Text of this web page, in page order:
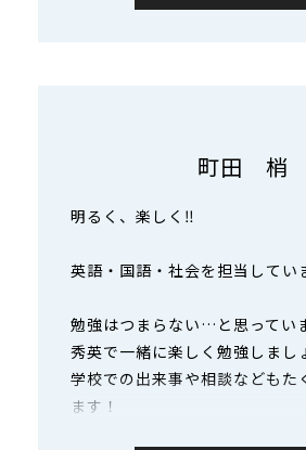
でしょうか。
なら、今の彼らはいなかったか
きっと、私たちが想像する何倍
私は「勉強」を通してみなさん
「できない」が「できる」「で
で何回も何回も練習し、「あき
大きくしていきましょう。
そして、とても大事な時期を一
町田 梢
明るく、楽しく‼
英語・国語・社会を担当してい
勉強はつまらない…と思ってい
秀英で一緒に楽しく勉強しまし
学校での出来事や相談などもた
ます！